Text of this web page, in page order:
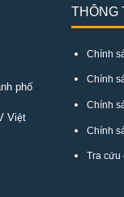
phố
Việt
THÔNG
Chính
Chính
Chính
Chính
Tra cứu